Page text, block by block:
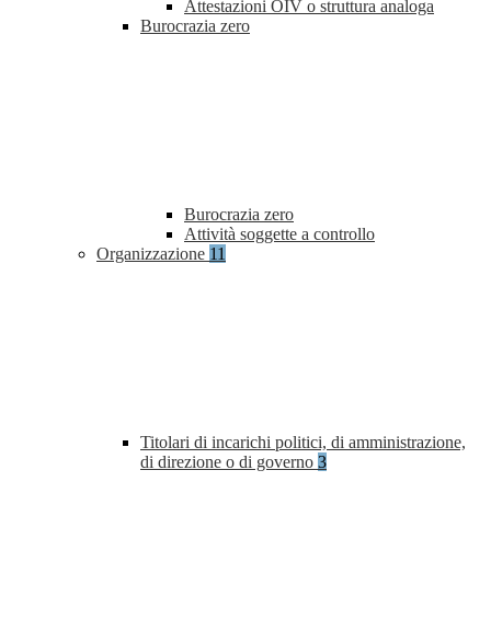
Attestazioni OIV o struttura analoga
Burocrazia zero
Burocrazia zero
Attività soggette a controllo
Organizzazione 11
Titolari di incarichi politici, di amministrazione,
di direzione o di governo 3